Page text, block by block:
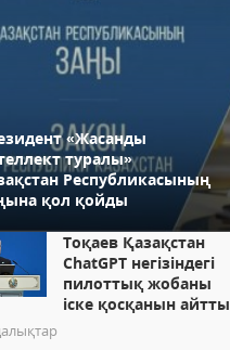
«Жасанды
туралы»
Республикасының
қол қойды
Тоқаев Қазақстан
ChatGPT негізіндегі
пилоттық жобаны
іске қосқанын айтты